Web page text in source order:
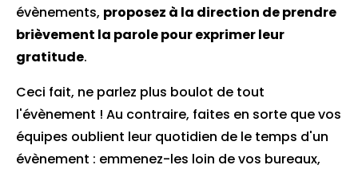
évènements, proposez à la direction de prendre
brièvement la parole pour exprimer leur
gratitude.
Ceci fait, ne parlez plus boulot de tout
l'évènement ! Au contraire, faites en sorte que vos
équipes oublient leur quotidien de le temps d'un
évènement : emmenez-les loin de vos bureaux,